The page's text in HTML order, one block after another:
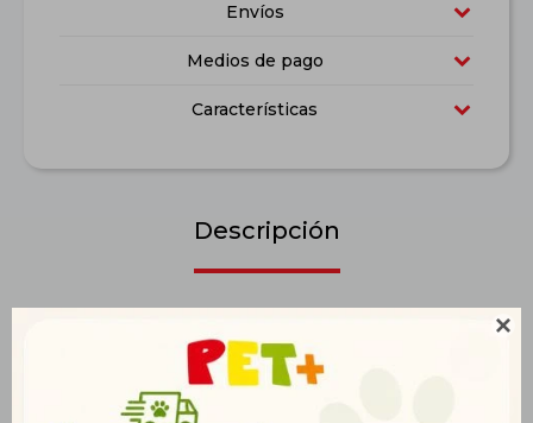

Envíos
Medios de pago
Características
Descripción
intestinal Protección natural Pelaje bonita y brillante
Mantenimiento de la masa magra Cuidado de las
articulaciones